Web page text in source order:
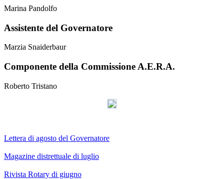
Marina Pandolfo
Assistente del Governatore
Marzia Snaiderbaur
Componente della Commissione A.E.R.A.
Roberto Tristano
Lettera di agosto del Governatore
Magazine distrettuale di luglio
Rivista Rotary di giugno